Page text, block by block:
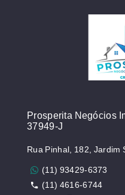
Prosperita Negócios
37949-J
Rua Pinhal, 182, Jardim
(11) 93429-6373
(11) 4616-6744